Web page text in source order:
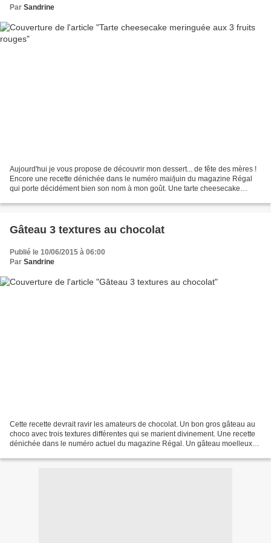
Par Sandrine
Aujourd'hui je vous propose de découvrir mon dessert... de fête des mères !
Encore une recette dénichée dans le numéro mai/juin du magazine Régal
qui porte décidément bien son nom à mon goût. Une tarte cheesecake
Gâteau 3 textures au chocolat
Publié le 10/06/2015 à 06:00
Par Sandrine
Cette recette devrait ravir les amateurs de chocolat. Un bon gros gâteau au
choco avec trois textures différentes qui se marient divinement. Une recette
dénichée dans le numéro actuel du magazine Régal. Un gâteau moelleux